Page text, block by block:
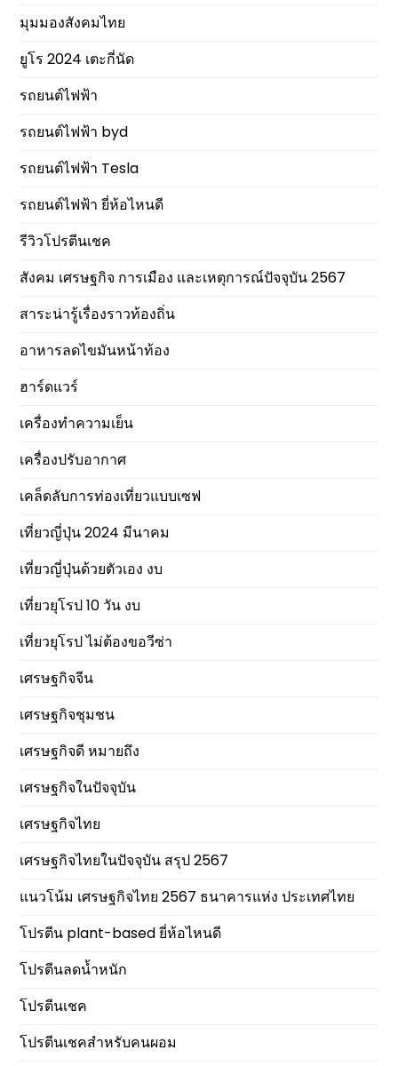
มุมมองสังคมไทย
ยูโร 2024 เตะกี่นัด
รถยนต์ไฟฟ้า
รถยนต์ไฟฟ้า byd
รถยนต์ไฟฟ้า Tesla
รถยนต์ไฟฟ้า ยี่ห้อไหนดี
รีวิวโปรตีนเชค
สังคม เศรษฐกิจ การเมือง และเหตุการณ์ปัจจุบัน 2567
สาระน่ารู้เรื่องราวท้องถิ่น
อาหารลดไขมันหน้าท้อง
ฮาร์ดแวร์
เครื่องทำความเย็น
เครื่องปรับอากาศ
เคล็ดลับการท่องเที่ยวแบบเซฟ
เที่ยวญี่ปุ่น 2024 มีนาคม
เที่ยวญี่ปุ่นด้วยตัวเอง งบ
เที่ยวยุโรป 10 วัน งบ
เที่ยวยุโรป ไม่ต้องขอวีซ่า
เศรษฐกิจจีน
เศรษฐกิจชุมชน
เศรษฐกิจดี หมายถึง
เศรษฐกิจในปัจจุบัน
เศรษฐกิจไทย
เศรษฐกิจไทยในปัจจุบัน สรุป 2567
แนวโน้ม เศรษฐกิจไทย 2567 ธนาคารแห่ง ประเทศไทย
โปรตีน plant-based ยี่ห้อไหนดี
โปรตีนลดน้ำหนัก
โปรตีนเชค
โปรตีนเชคสำหรับคนผอม